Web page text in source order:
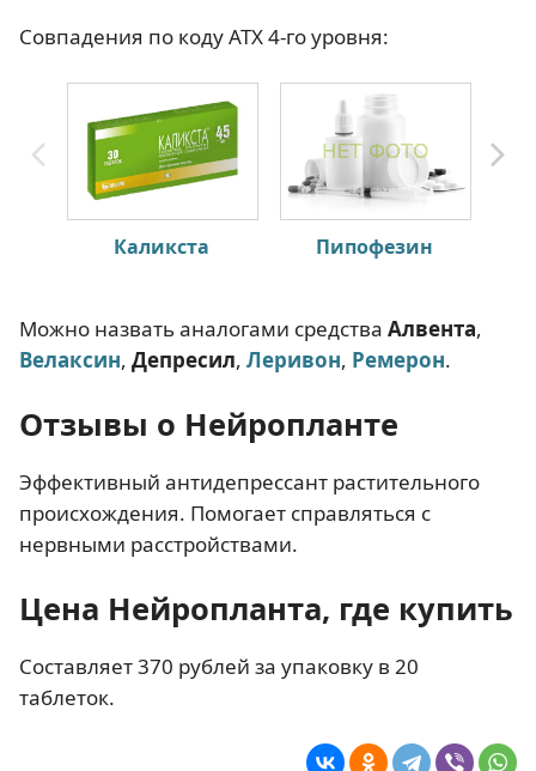
Совпадения по коду АТХ 4-го уровня:
Каликста Пипофезин
Можно назвать аналогами средства Алвента,
Велаксин, Депресил, Леривон, Ремерон.
Отзывы о Нейропланте
Эффективный антидепрессант растительного
происхождения. Помогает справляться с
нервными расстройствами.
Цена Нейропланта, где купить
Составляет 370 рублей за упаковку в 20
таблеток.